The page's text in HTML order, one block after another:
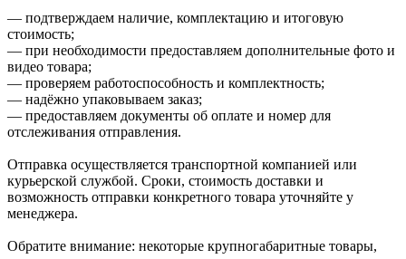
— подтверждаем наличие, комплектацию и итоговую
стоимость;
— при необходимости предоставляем дополнительные фото и
видео товара;
— проверяем работоспособность и комплектность;
— надёжно упаковываем заказ;
— предоставляем документы об оплате и номер для
отслеживания отправления.
Отправка осуществляется транспортной компанией или
курьерской службой. Сроки, стоимость доставки и
возможность отправки конкретного товара уточняйте у
менеджера.
Обратите внимание: некоторые крупногабаритные товары,